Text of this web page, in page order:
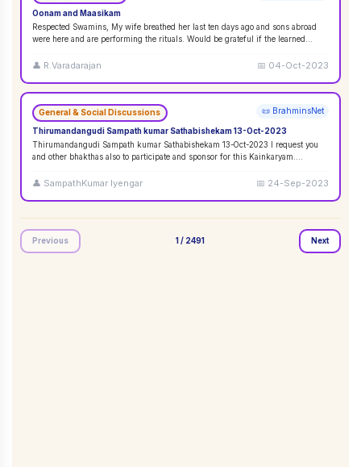
Oonam and Maasikam
Respected Swamins, ​​​​​​My wife breathed her last ten days ago and sons abroad
were here and are performing the rituals. Would be grateful if the learned
👤 R.Varadarajan 📅 04-Oct-2023
General & Social Discussions 📜 BrahminsNet
Thirumandangudi Sampath kumar Sathabishekam 13-Oct-2023
Thirumandangudi Sampath kumar Sathabishekam 13-Oct-2023 I request you
and other bhakthas also to participate and sponsor for this Kainkaryam.
👤 SampathKumar Iyengar 📅 24-Sep-2023
Previous 1 / 2491 Next